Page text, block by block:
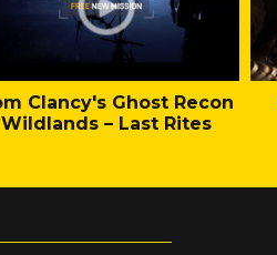
Clancy's Ghost Recon
Wildlands – Last Rites